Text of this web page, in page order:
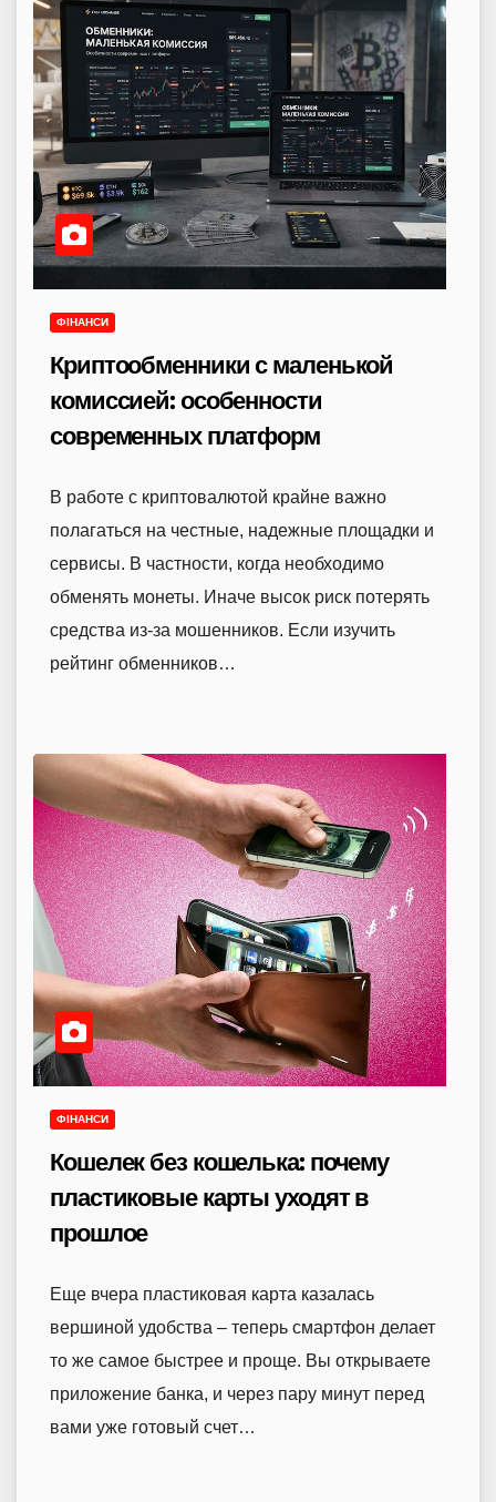
ФІНАНСИ
Криптообменники с маленькой
комиссией: особенности
современных платформ
В работе с криптовалютой крайне важно
полагаться на честные, надежные площадки и
сервисы. В частности, когда необходимо
обменять монеты. Иначе высок риск потерять
средства из-за мошенников. Если изучить
рейтинг обменников…
ФІНАНСИ
Кошелек без кошелька: почему
пластиковые карты уходят в
прошлое
Еще вчера пластиковая карта казалась
вершиной удобства – теперь смартфон делает
то же самое быстрее и проще. Вы открываете
приложение банка, и через пару минут перед
вами уже готовый счет…